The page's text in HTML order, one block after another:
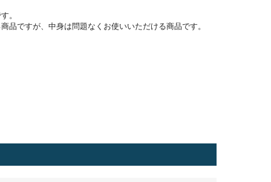
。
品ですが、中身は問題なくお使いいただける商品です。